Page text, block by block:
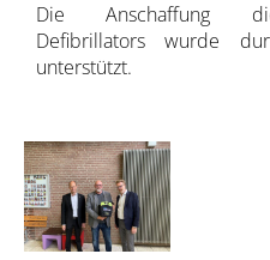
Die Anschaffung
Defibrillators wurde
unterstützt.